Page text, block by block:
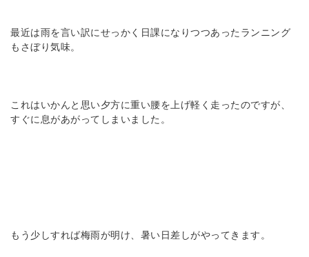
最近は雨を言い訳にせっかく日課になりつつあったランニング
もさぼり気味。
これはいかんと思い夕方に重い腰を上げ軽く走ったのですが、
すぐに息があがってしまいました。
もう少しすれば梅雨が明け、暑い日差しがやってきます。